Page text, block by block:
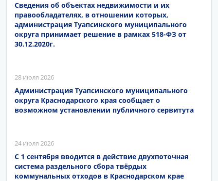
Сведения об объектах недвижимости и их
правообладателях, в отношении которых,
администрация Туапсинского муниципального
округа принимает решение в рамках 518-ФЗ от
30.12.2020г.
28 июля 2026
Администрация Туапсинского муниципального
округа Краснодарского края сообщает о
возможном установлении публичного сервитута
24 июля 2026
С 1 сентября вводится в действие двухпоточная
система раздельного сбора твёрдых
коммунальных отходов в Краснодарском крае